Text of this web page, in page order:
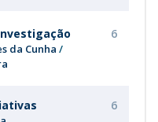
da Cunha
6
6